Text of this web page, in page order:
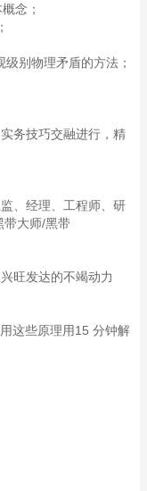
念；
别物理矛盾的方法；
务技巧交融进行，精
、经理、工程师、研
带大师/黑带
旺发达的不竭动力
这些原理用15 分钟解